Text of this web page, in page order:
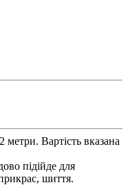
Вартість вказана
підійде для
шиття.